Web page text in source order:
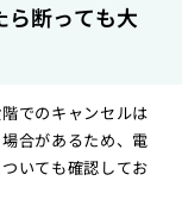
ら断っても大
でのキャンセルは
合があるため、電
いても確認してお